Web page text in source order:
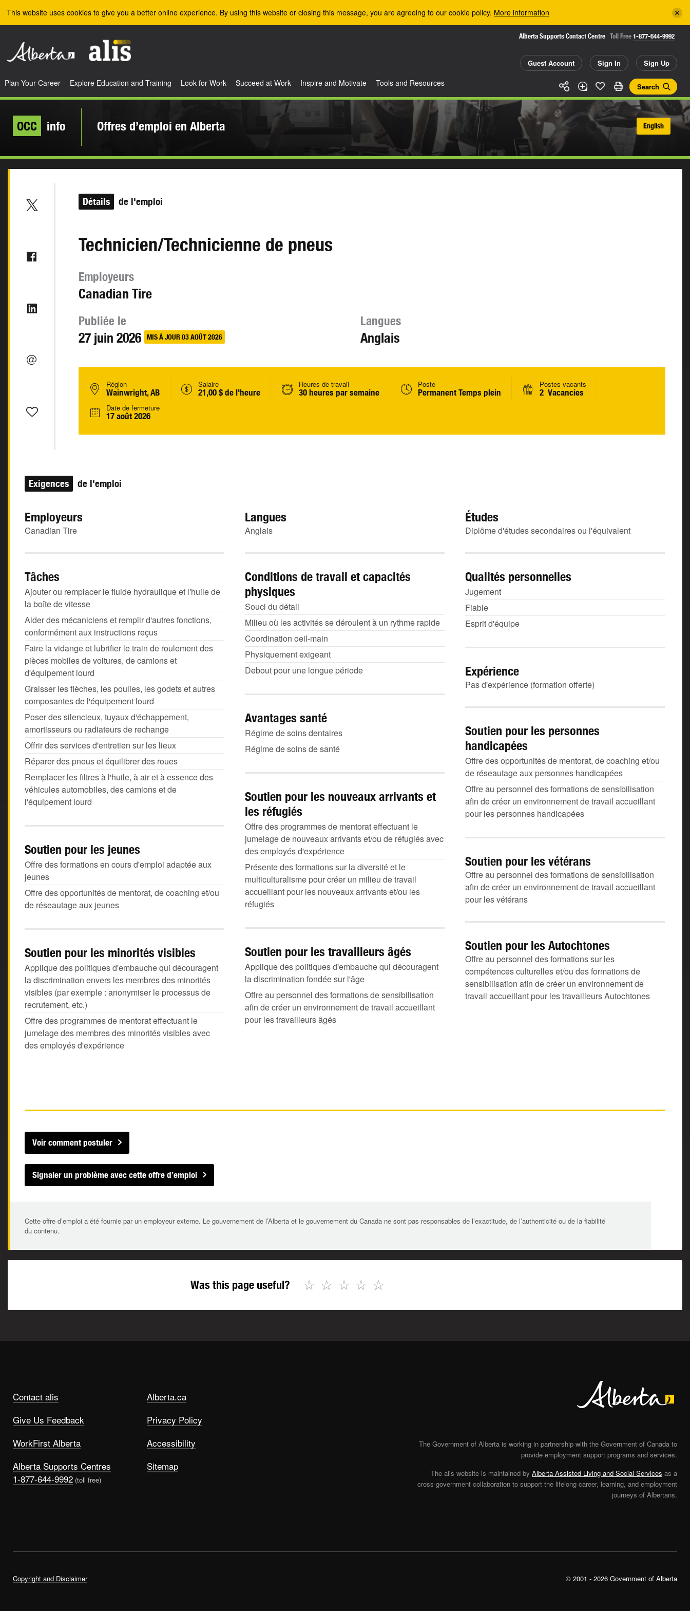
This website uses cookies to give you a better online experience. By using this website or closing this message, you are agreeing to our cookie policy. More information
Alberta Supports Contact Centre Toll Free 1-877-644-9992
Guest Account Sign In Sign Up
Search
Plan Your Career Explore Education and Training Look for Work Succeed at Work Inspire and Motivate Tools and Resources
OCC info Offres d’emploi en Alberta English
Détails de l'emploi
Technicien/Technicienne de pneus
Employeurs
Canadian Tire
Publiée le
27 juin 2026 MIS À JOUR 03 AOÛT 2026
Langues
Anglais
Région
Wainwright, AB
Salaire
21,00 $ de l'heure
Heures de travail
30 heures par semaine
Poste
Permanent Temps plein
Postes vacants
2 Vacancies
Date de fermeture
17 août 2026
Exigences de l'emploi
Employeurs
Canadian Tire
Langues
Anglais
Études
Diplôme d'études secondaires ou l'équivalent
Tâches
Ajouter ou remplacer le fluide hydraulique et l'huile de
la boîte de vitesse
Aider des mécaniciens et remplir d'autres fonctions,
conformément aux instructions reçus
Faire la vidange et lubrifier le train de roulement des
pièces mobiles de voitures, de camions et
d'équipement lourd
Graisser les flèches, les poulies, les godets et autres
composantes de l'équipement lourd
Poser des silencieux, tuyaux d'échappement,
amortisseurs ou radiateurs de rechange
Offrir des services d'entretien sur les lieux
Réparer des pneus et équilibrer des roues
Remplacer les filtres à l'huile, à air et à essence des
véhicules automobiles, des camions et de
l'équipement lourd
Conditions de travail et capacités
physiques
Souci du détail
Milieu où les activités se déroulent à un rythme rapide
Coordination oeil-main
Physiquement exigeant
Debout pour une longue période
Qualités personnelles
Jugement
Fiable
Esprit d'équipe
Expérience
Pas d'expérience (formation offerte)
Avantages santé
Régime de soins dentaires
Régime de soins de santé
Soutien pour les personnes
handicapées
Offre des opportunités de mentorat, de coaching et/ou
de réseautage aux personnes handicapées
Offre au personnel des formations de sensibilisation
afin de créer un environnement de travail accueillant
pour les personnes handicapées
Soutien pour les nouveaux arrivants et
les réfugiés
Offre des programmes de mentorat effectuant le
jumelage de nouveaux arrivants et/ou de réfugiés avec
des employés d'expérience
Présente des formations sur la diversité et le
multiculturalisme pour créer un milieu de travail
accueillant pour les nouveaux arrivants et/ou les
réfugiés
Soutien pour les jeunes
Offre des formations en cours d'emploi adaptée aux
jeunes
Offre des opportunités de mentorat, de coaching et/ou
de réseautage aux jeunes
Soutien pour les vétérans
Offre au personnel des formations de sensibilisation
afin de créer un environnement de travail accueillant
pour les vétérans
Soutien pour les Autochtones
Offre au personnel des formations sur les
compétences culturelles et/ou des formations de
sensibilisation afin de créer un environnement de
travail accueillant pour les travailleurs Autochtones
Soutien pour les travailleurs âgés
Applique des politiques d'embauche qui découragent
la discrimination fondée sur l'âge
Offre au personnel des formations de sensibilisation
afin de créer un environnement de travail accueillant
pour les travailleurs âgés
Soutien pour les minorités visibles
Applique des politiques d'embauche qui découragent
la discrimination envers les membres des minorités
visibles (par exemple : anonymiser le processus de
recrutement, etc.)
Offre des programmes de mentorat effectuant le
jumelage des membres des minorités visibles avec
des employés d'expérience
Voir comment postuler
Signaler un problème avec cette offre d’emploi
Cette offre d’emploi a été fournie par un employeur externe. Le gouvernement de l’Alberta et le gouvernement du Canada ne sont pas responsables de l’exactitude, de l’authenticité ou de la fiabilité
du contenu.
Was this page useful? ☆
☆
☆
☆
☆
Contact alis
Give Us Feedback
WorkFirst Alberta
Alberta Supports Centres
1-877-644-9992 (toll free)
Alberta.ca
Privacy Policy
Accessibility
Sitemap
The Government of Alberta is working in partnership with the Government of Canada to
provide employment support programs and services.
The alis website is maintained by Alberta Assisted Living and Social Services as a
cross-government collaboration to support the lifelong career, learning, and employment
journeys of Albertans.
Copyright and Disclaimer © 2001 - 2026 Government of Alberta